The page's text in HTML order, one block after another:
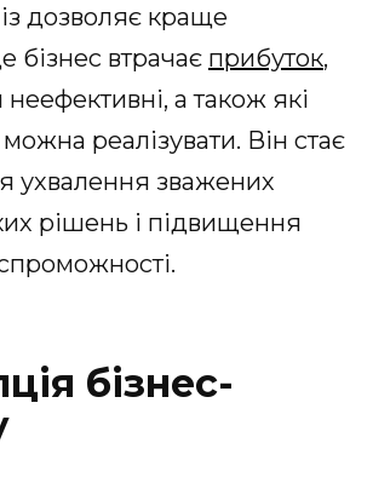
дозволяє краще
бізнес втрачає прибуток,
а також які
реалізувати. Він стає
ухвалення зважених
рішень і підвищення
бізнес-